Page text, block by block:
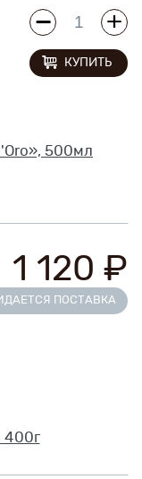
500мл
КУПИТЬ
400г
1 120 ₽
ПОСТАВКА